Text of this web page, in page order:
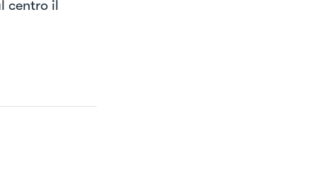
centro il